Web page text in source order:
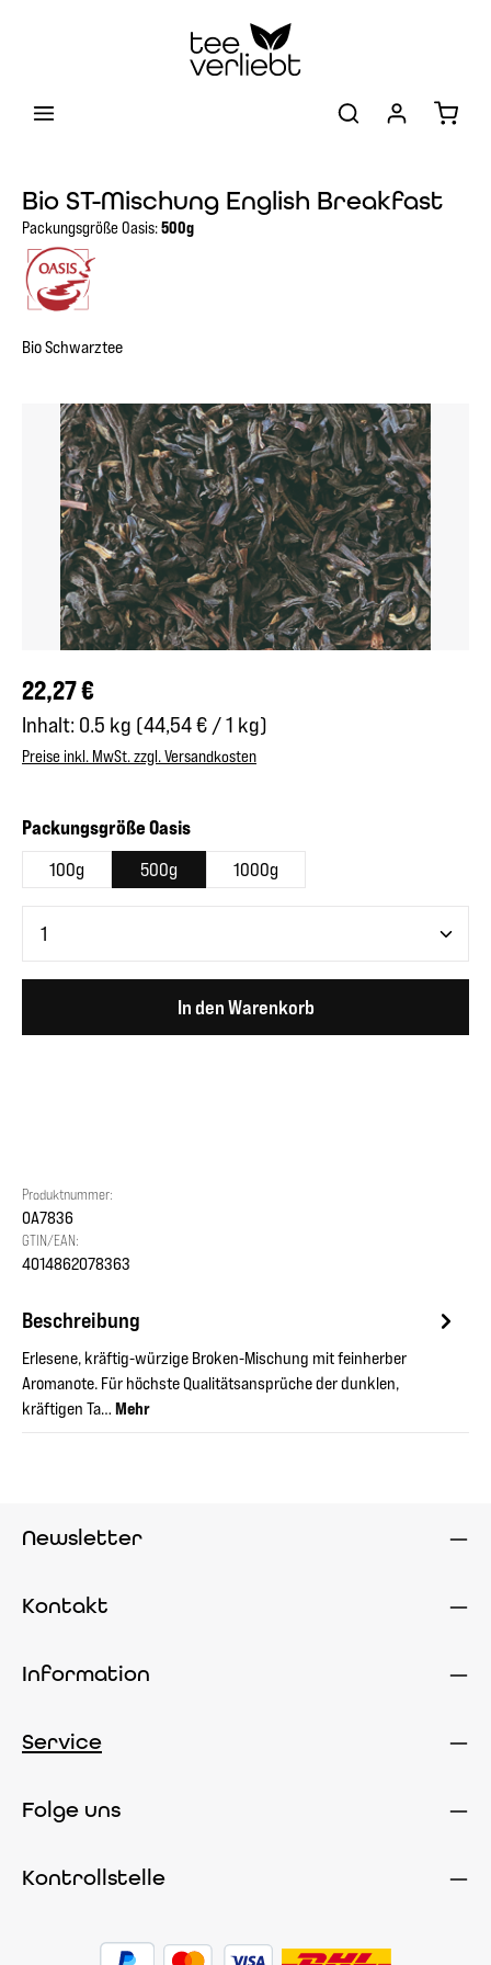
Bio ST-Mischung English Breakfast
Packungsgröße Oasis:500g
Bio Schwarztee
Bildergalerie überspringen
Regulärer Preis:
22,27 €
Inhalt: 0.5 kg (44,54 € / 1 kg)
Preise inkl. MwSt. zzgl. Versandkosten
Packungsgröße Oasisauswählen
100g 500g 1000g
In den Warenkorb
Produktnummer:
OA7836
GTIN/EAN:
4014862078363
Beschreibung
Erlesene, kräftig-würzige Broken-Mischung mit feinherber
Aromanote. Für höchste Qualitätsansprüche der dunklen,
kräftigen Ta… Mehr
Newsletter
Kontakt
Information
Service
Folge uns
Kontrollstelle